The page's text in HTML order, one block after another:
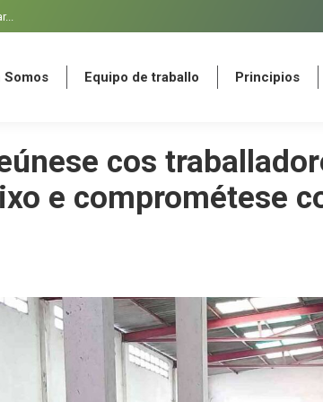
Somos Equipo de traballo Principios
cos
e comprométese
Somos Equipo de traballo Principios